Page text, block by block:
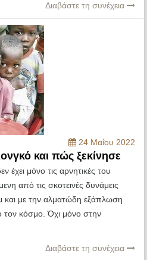
Διαβάστε τη συνέχεια
24 Μαΐου 2022
και πώς ξεκίνησε
έχει μόνο τις αρνητικές του
από τις σκοτεινές δυνάμεις
και με την αλματώδη εξάπλωση
τον κόσμο. Όχι μόνο στην
Διαβάστε τη συνέχεια